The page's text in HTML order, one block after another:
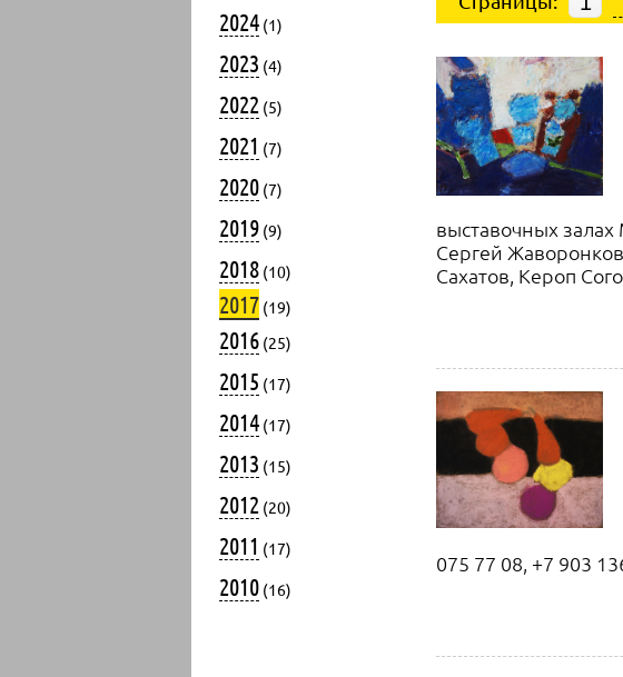
2024 (1)
2023 (4)
2022 (5)
2021 (7)
2020 (7)
2019 (9)
2018 (10)
2017 (19)
2016 (25)
2015 (17)
2014 (17)
2013 (15)
2012 (20)
2011 (17)
2010 (16)
выставочных
Сергей
Сахатов, Кероп
075 77 08, +7 903